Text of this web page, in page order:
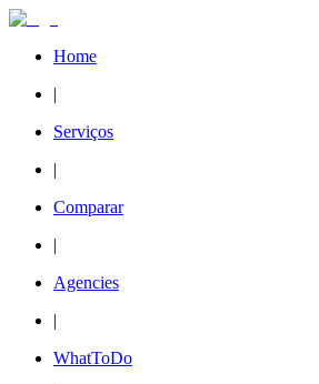
Home
|
Serviços
|
Comparar
|
Agencies
|
WhatToDo